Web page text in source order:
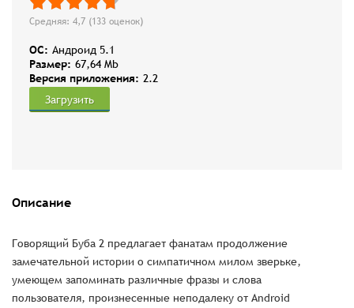
Средняя: 4,7 (133 оценок)
OC: Андроид 5.1
Размер: 67,64 Mb
Версия приложения: 2.2
Загрузить
Описание
Говорящий Буба 2 предлагает фанатам продолжение
замечательной истории о симпатичном милом зверьке,
умеющем запоминать различные фразы и слова
пользователя, произнесенные неподалеку от Android